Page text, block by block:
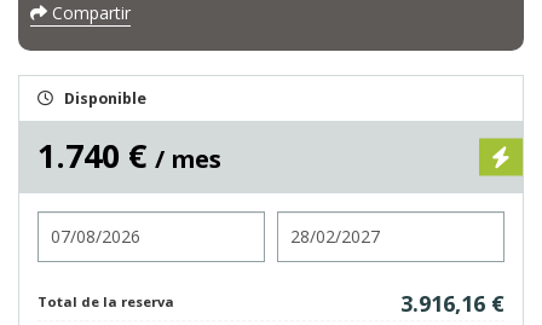
Compartir
Disponible
1.740 € / mes
Total de la reserva 3.916,16 €